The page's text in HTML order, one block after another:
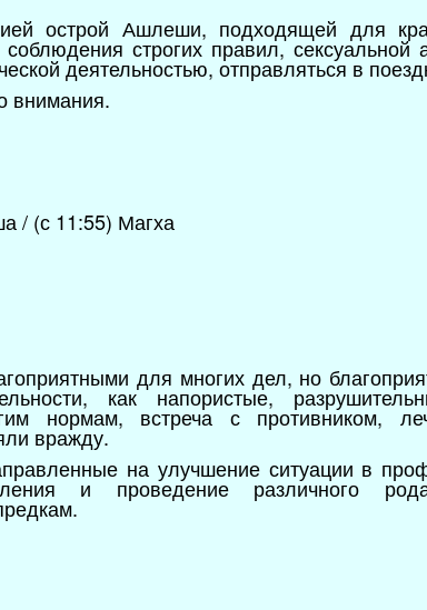
острой Ашлеши, подходящей для
строгих правил, сексуальной
деятельностью, отправляться в
внимания.
/ (с 11:55) Магха
для многих дел, но
как напористые,
нормам, встреча с противником,
вражду.
на улучшение ситуации в
и проведение различного